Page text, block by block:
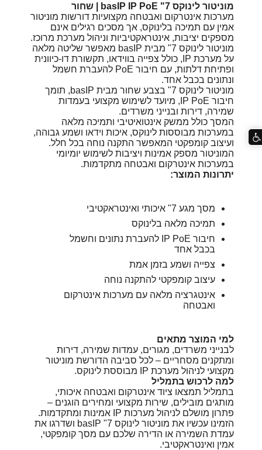
מוניטור לינוקס 7" ‎basIP IP PoE | שחור
מערכות אינטרקום ואבטחה מקצועיות דורשות מוניטור
אמין עם תמיכה בלינוקס, אך מסכים רגילים אינם
מספקים יציבות, אינטראקטיביות וניהול מערכת מרוכז.
מוניטור לינוקס 7" מבית ‎basIP מאפשר שליטה מלאה
על מערכת IP, כולל צפייה בווידאו, תקשורת דו-כיוונית
ופתיחת דלתות, עם חיבור PoE להעברת חשמל
ונתונים בכבל אחד.
מוניטור לינוקס ‎7" בצבע שחור מבית ‎basIP, תומך
חיבור IP PoE, מיועד לשימוש מקצועי בעמדות
שמירה, דירות ובנייני משרדים.
המסך כולל ממשק אינטואיטיבי ותמיכה מלאה
במערכות מבוססות לינוקס, איכות וידאו ושמע גבוהה,
ועיצוב קומפקטי המאפשר התקנה נוחה בכל חלל.
המוניטור מספק אמינות ויציבות לשימוש יומיומי
במערכות אינטרקום ואבטחה מתקדמות.
יתרונות המוצר:
מסך מגע 7" איכותי ואינטראקטיבי
תמיכה מלאה בלינוקס
חיבור IP PoE להעברת נתונים וחשמל
בכבל אחד
צפייה ושמע בזמן אמת
עיצוב קומפקטי להתקנה נוחה
אינטגרציה מלאה עם מערכות אינטרקום
ואבטחה
למי המוצר מתאים
לבנייני משרדים, מגורים, עמדות שמירה, דירות
ומתקנים מסחריים – לכל סביבה הדורשת מוניטור
מקצועי לניהול מערכת IP מבוססת לינוקס.
למה לרכוש בתמליל
בתמליל תמצאו ציוד אינטרקום ואבטחה איכותי,
מותגים מובילים, שירות מקצועי ומחירים הוגנים –
פתרון מושלם לניהול מערכות IP אמינות ומתקדמות.
הזמינו עכשיו את מוניטור לינוקס 7" ‎basIP ושדרגו את
עמדת השמירה או הדירה שלכם עם מסך קומפקטי,
אמין ואינטראקטיבי.